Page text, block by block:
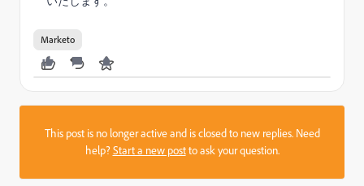
Marketo
This post is no longer active and is closed to new replies. Need
help?Start a new postto ask your question.